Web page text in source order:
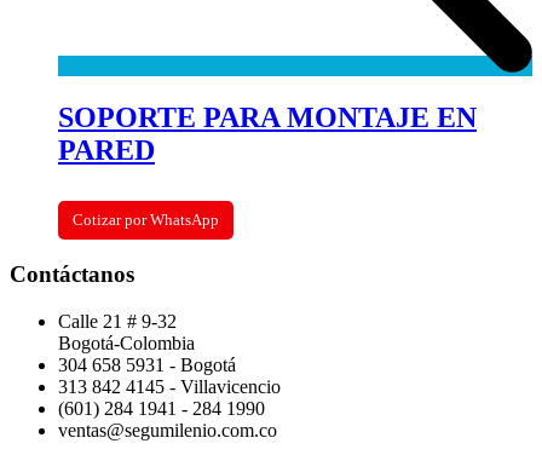
SOPORTE PARA MONTAJE EN
PARED
Cotizar por WhatsApp
Contáctanos
Calle 21 # 9-32
Bogotá-Colombia
304 658 5931 - Bogotá
313 842 4145 - Villavicencio
(601) 284 1941 - 284 1990
ventas@segumilenio.com.co